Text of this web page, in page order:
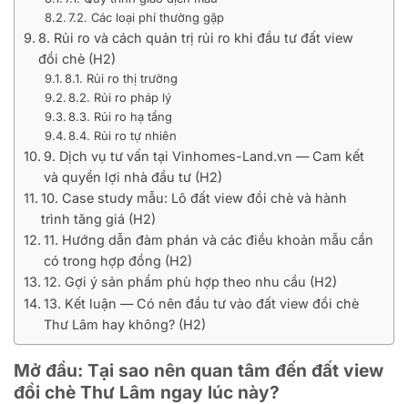
7.2. Các loại phí thường gặp
8. Rủi ro và cách quản trị rủi ro khi đầu tư đất view
đồi chè (H2)
8.1. Rủi ro thị trường
8.2. Rủi ro pháp lý
8.3. Rủi ro hạ tầng
8.4. Rủi ro tự nhiên
9. Dịch vụ tư vấn tại Vinhomes-Land.vn — Cam kết
và quyền lợi nhà đầu tư (H2)
10. Case study mẫu: Lô đất view đồi chè và hành
trình tăng giá (H2)
11. Hướng dẫn đàm phán và các điều khoản mẫu cần
có trong hợp đồng (H2)
12. Gợi ý sản phẩm phù hợp theo nhu cầu (H2)
13. Kết luận — Có nên đầu tư vào đất view đồi chè
Thư Lâm hay không? (H2)
Mở đầu: Tại sao nên quan tâm đến đất view
đồi chè Thư Lâm ngay lúc này?